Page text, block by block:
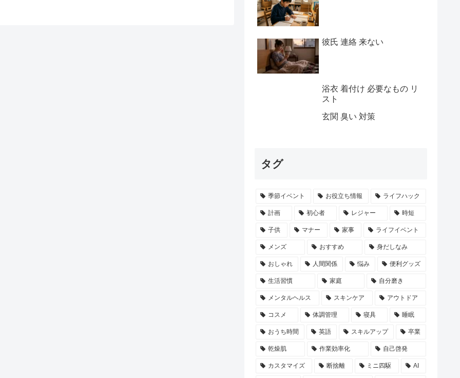
彼氏 連絡 来ない
浴衣 着付け 必要なもの リ
スト
玄関 臭い 対策
タグ
季節イベント お役立ち情報 ライフハック
計画 初心者 レジャー 時短
子供 マナー 家事 ライフイベント
メンズ おすすめ 身だしなみ
おしゃれ 人間関係 悩み 便利グッズ
生活習慣 家庭 自分磨き
メンタルヘルス スキンケア アウトドア
コスメ 体調管理 寝具 睡眠
おうち時間 英語 スキルアップ 卒業
乾燥肌 作業効率化 自己啓発
カスタマイズ 断捨離 ミニ四駆 AI